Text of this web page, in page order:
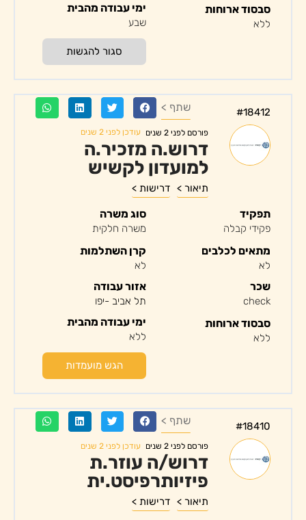
סבסוד ארוחות
ללא
ימי עבודה מהבית
שבע
סגור להגשות
#18412 שתף >
פורסם לפני 2 שנים עודכן לפני 2 שנים
דרוש.ה מזכיר.ה
למועדון לקשיש
תיאור > דרישות >
תפקיד
פקידי קבלה
מתאים לכלבים
לא
סוג משרה
משרה חלקית
קרן השתלמות
לא
שכר
check
סבסוד ארוחות
ללא
אזור עבודה
תל אביב -יפו
ימי עבודה מהבית
ללא
הגש מועמדות
#18410 שתף >
פורסם לפני 2 שנים עודכן לפני 2 שנים
דרוש/ה עוזר.ת
פיזיותרפיסט.ית
תיאור > דרישות >